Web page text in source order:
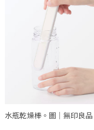
水瓶乾燥棒。圖｜無印良品